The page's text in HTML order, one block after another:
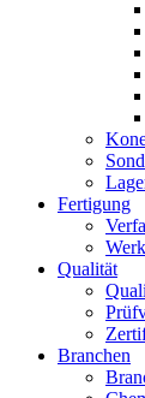
Fertigung
Qualität
Branchen